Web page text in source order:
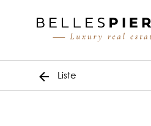
Liste